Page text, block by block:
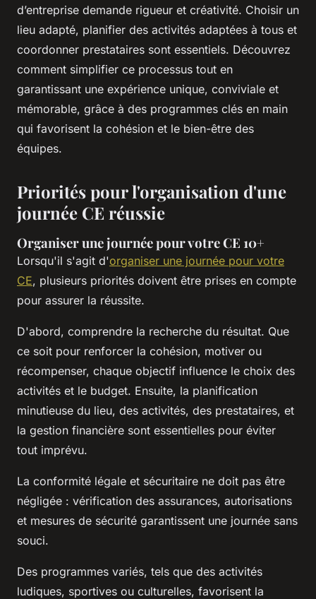
d’entreprise demande rigueur et créativité. Choisir un
lieu adapté, planifier des activités adaptées à tous et
coordonner prestataires sont essentiels. Découvrez
comment simplifier ce processus tout en
garantissant une expérience unique, conviviale et
mémorable, grâce à des programmes clés en main
qui favorisent la cohésion et le bien-être des
équipes.
Priorités pour l'organisation d'une
journée CE réussie
Organiser une journée pour votre CE 10+
Lorsqu'il s'agit d'organiser une journée pour votre
CE, plusieurs priorités doivent être prises en compte
pour assurer la réussite.
D'abord, comprendre la recherche du résultat. Que
ce soit pour renforcer la cohésion, motiver ou
récompenser, chaque objectif influence le choix des
activités et le budget. Ensuite, la planification
minutieuse du lieu, des activités, des prestataires, et
la gestion financière sont essentielles pour éviter
tout imprévu.
La conformité légale et sécuritaire ne doit pas être
négligée : vérification des assurances, autorisations
et mesures de sécurité garantissent une journée sans
souci.
Des programmes variés, tels que des activités
ludiques, sportives ou culturelles, favorisent la